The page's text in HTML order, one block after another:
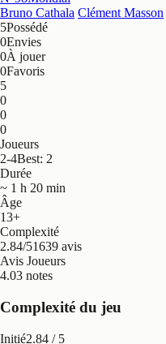
Bruno Cathala Clément Masson
5Possédé
0Envies
0À jouer
0Favoris
5
0
0
0
Joueurs
2-4Best: 2
Durée
~ 1 h 20 min
Âge
13+
Complexité
2.84/51639 avis
Avis Joueurs
4.03 notes
Complexité du jeu
Initié2.84 / 5